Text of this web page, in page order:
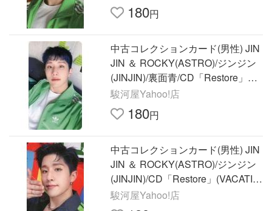
180円
中古コレクションカード(男性) JIN
JIN ＆ ROCKY(ASTRO)/ジンジン
(JINJIN)/裏面青/CD「Restore」ラ
ッキードローイベン
駿河屋Yahoo!店
180円
中古コレクションカード(男性) JIN
JIN ＆ ROCKY(ASTRO)/ジンジン
(JINJIN)/CD「Restore」(VACATIO
N ver.)封入特典フォトカー
駿河屋Yahoo!店